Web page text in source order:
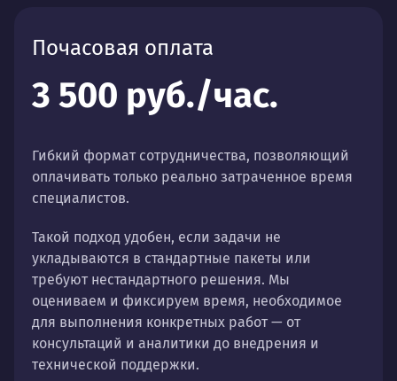
Почасовая оплата
3 500 руб./час.
Гибкий формат сотрудничества, позволяющий
оплачивать только реально затраченное время
специалистов.
Такой подход удобен, если задачи не
укладываются в стандартные пакеты или
требуют нестандартного решения. Мы
оцениваем и фиксируем время, необходимое
для выполнения конкретных работ — от
консультаций и аналитики до внедрения и
технической поддержки.